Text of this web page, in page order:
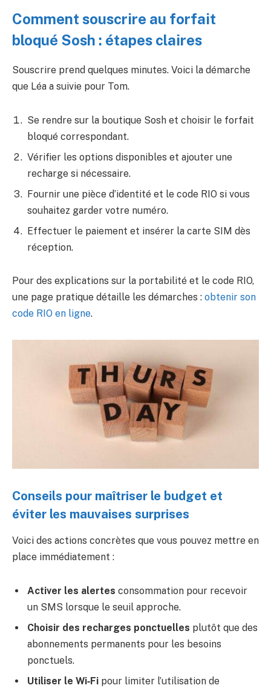
Comment souscrire au forfait
bloqué Sosh : étapes claires
Souscrire prend quelques minutes. Voici la démarche
que Léa a suivie pour Tom.
Se rendre sur la boutique Sosh et choisir le forfait
bloqué correspondant.
Vérifier les options disponibles et ajouter une
recharge si nécessaire.
Fournir une pièce d’identité et le code RIO si vous
souhaitez garder votre numéro.
Effectuer le paiement et insérer la carte SIM dès
réception.
Pour des explications sur la portabilité et le code RIO,
une page pratique détaille les démarches : obtenir son
code RIO en ligne.
Conseils pour maîtriser le budget et
éviter les mauvaises surprises
Voici des actions concrètes que vous pouvez mettre en
place immédiatement :
Activer les alertes consommation pour recevoir
un SMS lorsque le seuil approche.
Choisir des recharges ponctuelles plutôt que des
abonnements permanents pour les besoins
ponctuels.
Utiliser le Wi‑Fi pour limiter l’utilisation de